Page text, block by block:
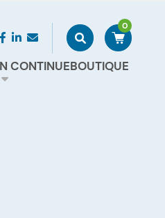
RechercherAccéder à
0
CONTINUEBOUTIQUE